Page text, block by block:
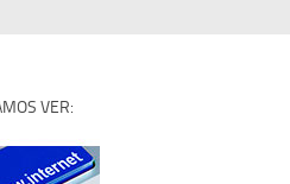
VER: